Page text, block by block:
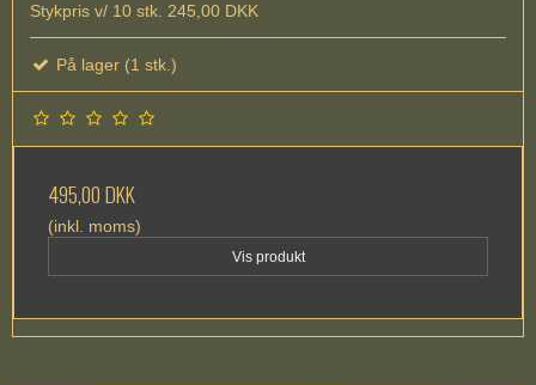
Stykpris v/ 10 stk. 245,00 DKK
På lager (1 stk.)
495,00 DKK
(inkl. moms)
Vis produkt